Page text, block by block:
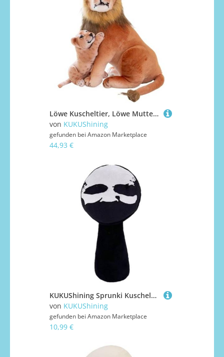
Löwe Kuscheltier, Löwe Mutter Und Baby Stofftier Puppen Weich Plüschtier Kuschelige Spielgefährten Plüschspielzeug Für Kinder
von KUKUShining
gefunden bei Amazon Marketplace
44,93 €
KUKUShining Sprunki Kuschelpuppe Spielzeug, Cartoon Charmante Weiche Stofftiere, Niedliche Kuschelpuppen for Kinder, Fans und Gamer, (Black and White)
von KUKUShining
gefunden bei Amazon Marketplace
10,99 €